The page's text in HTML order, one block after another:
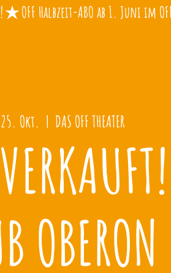
Okt.
  |
DAS OFF THEATER
OBERON